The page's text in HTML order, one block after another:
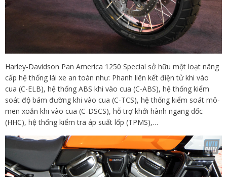
Harley-Davidson Pan America 1250 Special sở hữu một loạt nâng
cấp hệ thống lái xe an toàn như: Phanh liên kết điện tử khi vào
cua (C-ELB), hệ thống ABS khi vào cua (C-ABS), hệ thống kiểm
soát độ bám đường khi vào cua (C-TCS), hệ thống kiểm soát mô-
men xoắn khi vào cua (C-DSCS), hỗ trợ khởi hành ngang dốc
(HHC), hệ thống kiểm tra áp suất lốp (TPMS),…